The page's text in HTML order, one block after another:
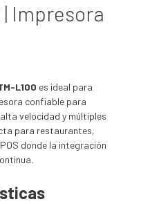
| Impresora
L100 es ideal para
confiable para
velocidad y múltiples
para restaurantes,
donde la integración